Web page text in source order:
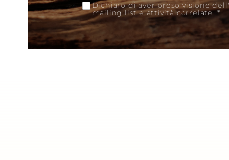
Dichiaro di aver preso visione dell'
mailing list e attività correlate.*